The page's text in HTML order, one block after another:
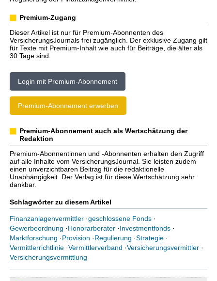
Premium-Zugang
Dieser Artikel ist nur für Premium-Abonnenten des
VersicherungsJournals frei zugänglich. Der exklusive Zugang gilt
für Texte mit Premium-Inhalt wie auch für Beiträge, die älter als
30 Tage sind.
Login mit Premium-Abonnement
Premium-Abonnement erwerben
Premium-Abonnement auch als Wertschätzung der
Redaktion
Premium-Abonnentinnen und -Abonnenten erhalten den Zugriff
auf alle Inhalte vom VersicherungsJournal. Sie leisten zudem
einen unverzichtbaren Beitrag für die redaktionelle
Unabhängigkeit. Der Verlag ist für diese Wertschätzung sehr
dankbar.
Schlagwörter zu diesem Artikel
Finanzanlagenvermittler ·geschlossene Fonds ·
Gewerbeordnung ·Honorarberater ·Investmentfonds ·
Marktforschung ·Provision ·Regulierung ·Strategie ·
Vermittlerrichtlinie ·Vermittlerverband ·Versicherungsvermittler ·
Versicherungsvermittlung